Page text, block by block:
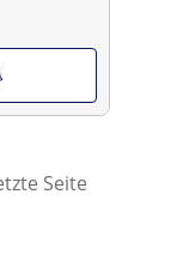
Seite